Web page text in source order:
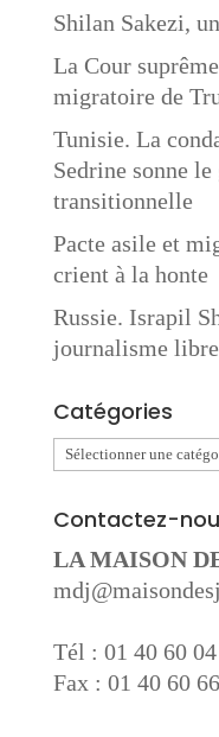
Shilan Sakezi,
La Cour
migratoire de
Tunisie. La
Sedrine sonne
transitionnelle
Pacte asile et
crient à la honte
Russie. Israpil
journalisme libre
Catégories
Catégories
Contactez-
LA MAISON
Tél : 01 40 60
Fax : 01 40 60